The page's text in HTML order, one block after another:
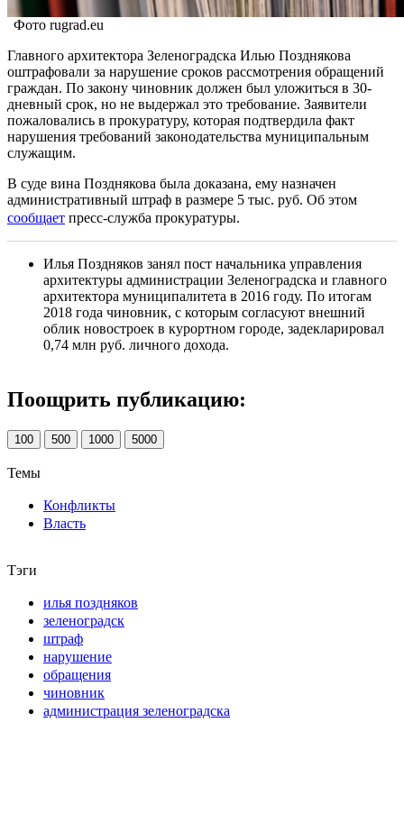
Фото rugrad.eu
Главного архитектора Зеленоградска Илью Позднякова
оштрафовали за нарушение сроков рассмотрения обращений
граждан. По закону чиновник должен был уложиться в 30-
дневный срок, но не выдержал это требование. Заявители
пожаловались в прокуратуру, которая подтвердила факт
нарушения требований законодательства муниципальным
служащим.
В суде вина Позднякова была доказана, ему назначен
административный штраф в размере 5 тыс. руб. Об этом
сообщает пресс-служба прокуратуры.
Илья Поздняков занял пост начальника управления
архитектуры администрации Зеленоградска и главного
архитектора муниципалитета в 2016 году. По итогам
2018 года чиновник, с которым согласуют внешний
облик новостроек в курортном городе, задекларировал
0,74 млн руб. личного дохода.
Поощрить публикацию:
100 500 1000 5000
Темы
Конфликты
Власть
Тэги
илья поздняков
зеленоградск
штраф
нарушение
обращения
чиновник
администрация зеленоградска